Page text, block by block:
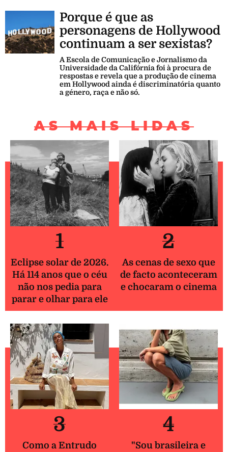
Porque é que as
personagens de Hollywood
continuam a ser sexistas?
A Escola de Comunicação e Jornalismo da
Universidade da Califórnia foi à procura de
respostas e revela que a produção de cinema
em Hollywood ainda é discriminatória quanto
a género, raça e não só.
AS MAIS LIDAS
1
Eclipse solar de 2026.
Há 114 anos que o céu
não nos pedia para
parar e olhar para ele
2
As cenas de sexo que
de facto aconteceram
e chocaram o cinema
3
Como a Entrudo
4
"Sou brasileira e